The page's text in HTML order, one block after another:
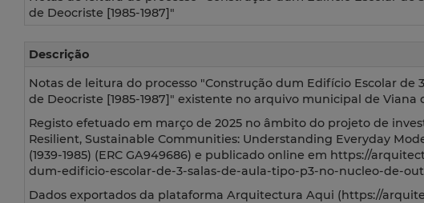
de Deocriste [1985-1987]"
Descrição
Notas de leitura do processo "Construção dum Edifício Escolar de
de Deocriste [1985-1987]" existente no arquivo municipal de Viana
Registo efetuado em março de 2025 no âmbito do projeto de
Resilient, Sustainable Communities: Understanding Everyday
(1939-1985) (ERC GA949686) e publicado online em https://
dum-edificio-escolar-de-3-salas-de-aula-tipo-p3-no-nucleo-de-
Dados exportados da plataforma Arquitectura Aqui (https://